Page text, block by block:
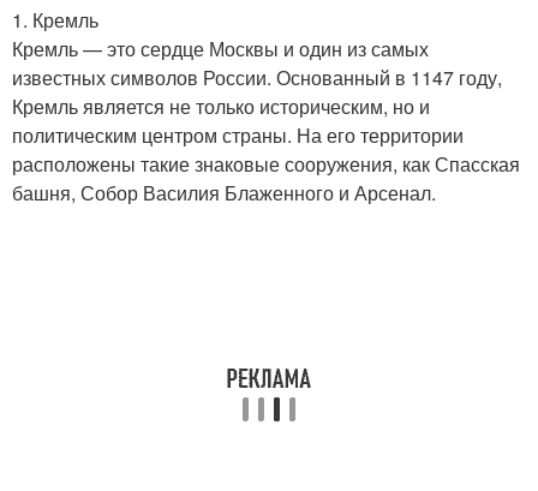
1. Кремль
Кремль — это сердце Москвы и один из самых
известных символов России. Основанный в 1147 году,
Кремль является не только историческим, но и
политическим центром страны. На его территории
расположены такие знаковые сооружения, как Спасская
башня, Собор Василия Блаженного и Арсенал.